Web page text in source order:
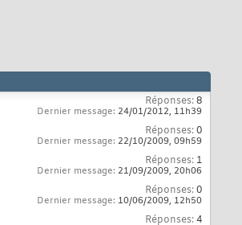
Réponses:8
Dernier message: 24/01/2012, 11h39
Réponses:0
Dernier message: 22/10/2009, 09h59
Réponses: 1
Dernier message: 21/09/2009, 20h06
Réponses:0
Dernier message: 10/06/2009, 12h50
Réponses:4